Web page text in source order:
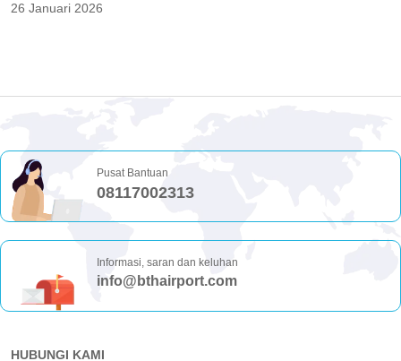
26 Januari 2026
Pusat Bantuan
08117002313
Informasi, saran dan keluhan
info@bthairport.com
HUBUNGI KAMI